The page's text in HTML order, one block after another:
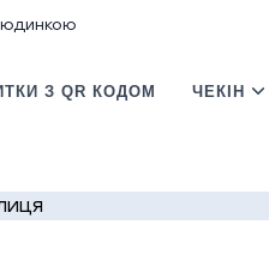
З QR КОДОМ ЧЕКІН